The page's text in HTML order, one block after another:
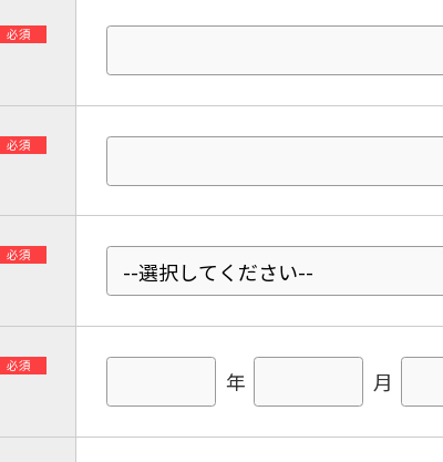
必須
必須
必須
必須
年 月